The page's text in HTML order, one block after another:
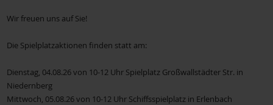
Wir freuen uns auf Sie!
Die Spielplatzaktionen finden statt am:
Dienstag, 04.08.26 von 10-12 Uhr Spielplatz Großwallstädter Str. in
Niedernberg
Mittwoch, 05.08.26 von 10-12 Uhr Schiffsspielplatz in Erlenbach